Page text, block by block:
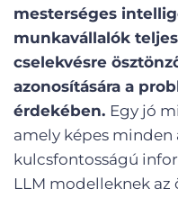
mesterséges
munkavállalók
cselekvésre
azonosítására a
érdekében. Egy jó
amely képes
kulcsfontosságú
LLM modelleknek az